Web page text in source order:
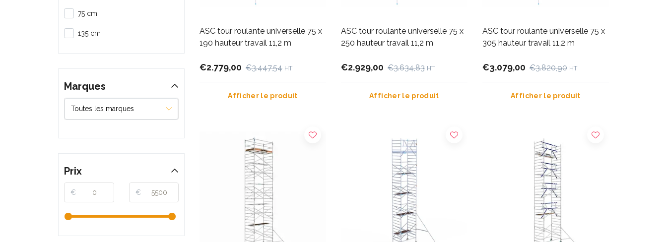
ASC tour roulante universelle 75 x
190 hauteur travail 11,2 m
€2.779,00 €3.447,54 HT
Afficher le produit
ASC tour roulante universelle 75 x
250 hauteur travail 11,2 m
€2.929,00 €3.634,83 HT
Afficher le produit
ASC tour roulante universelle 75 x
305 hauteur travail 11,2 m
€3.079,00 €3.820,90 HT
Afficher le produit
75 cm
135 cm
Marques
Prix
€ €